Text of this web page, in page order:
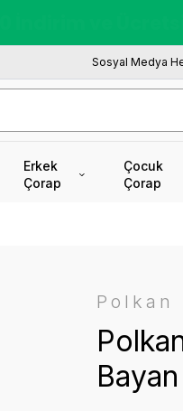
Sosyal Medya
Erkek
Çorap
Çocuk
Çorap
Polkan